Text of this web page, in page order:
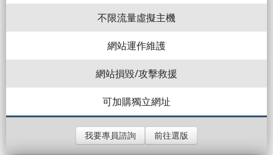
不限流量虛擬主機
網站運作維護
網站損毀/攻擊救援
可加購獨立網址
我要專員諮詢 前往選版